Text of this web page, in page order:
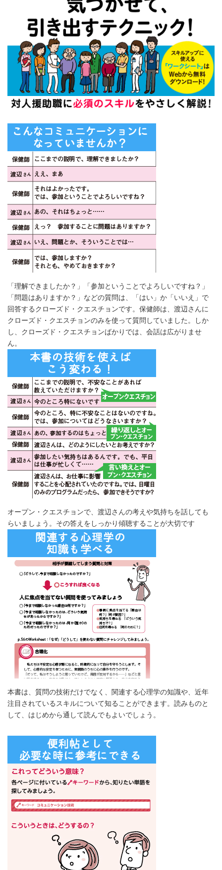
「理解できましたか？」「参加ということでよろしいですね？」
「問題はありますか？」などの質問は、「はい」か「いいえ」で
回答するクローズド・クエスチョンです。保健師は、渡辺さんに
クローズド・クエスチョンのみを使って質問していました。しか
し、クローズド・クエスチョンばかりでは、会話は広がりませ
ん。
オープン・クエスチョンで、渡辺さんの考えや気持ちを話しても
らいましょう。その答えをしっかり傾聴することが大切です
本書は、質問の技術だけでなく、関連する心理学の知識や、近年
注目されているスキルについて知ることができます。読みものと
して、はじめから通して読んでもよいでしょう。